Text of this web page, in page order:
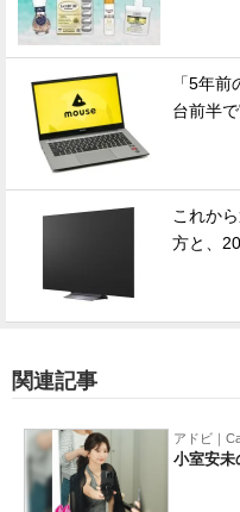
「5年
台前半
これか
方と、
関連記事
アドビ｜
小室安未